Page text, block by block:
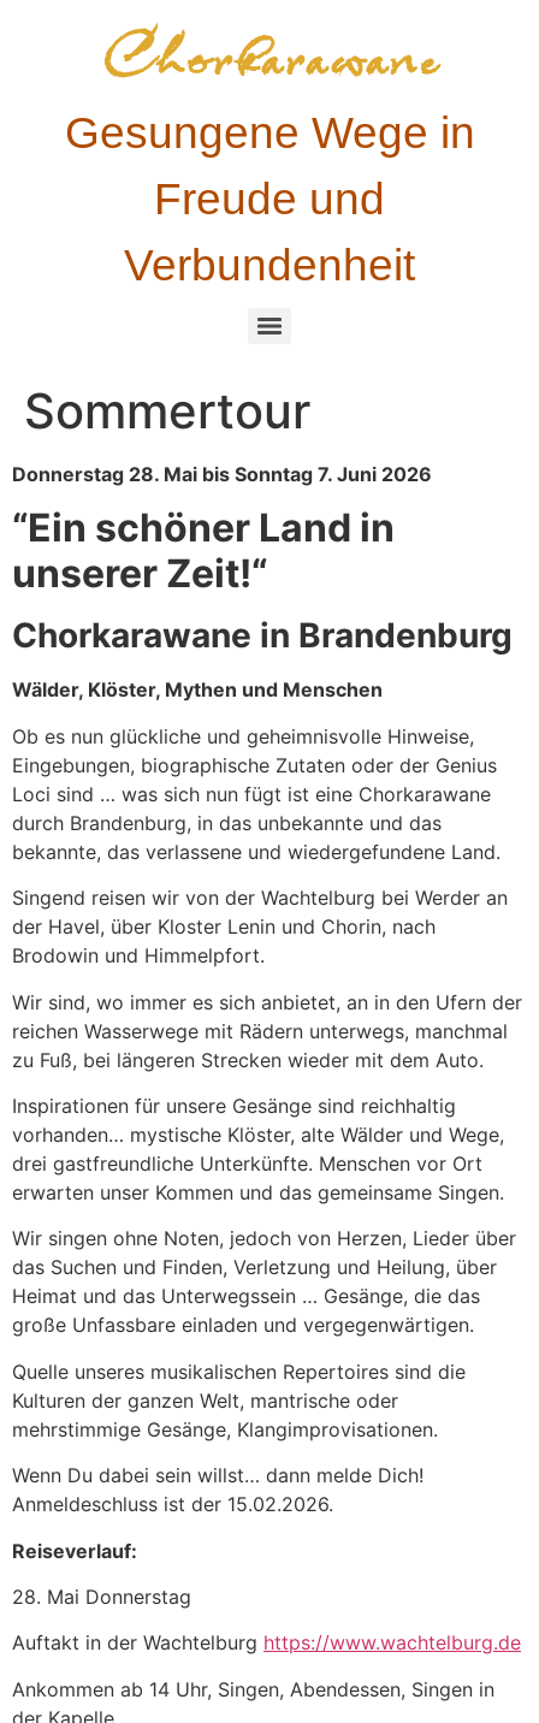
Chorkarawane
Gesungene Wege in
Freude und
Verbundenheit
Sommertour
Donnerstag 28. Mai bis Sonntag 7. Juni 2026
“Ein schöner Land in
unserer Zeit!“
Chorkarawane in Brandenburg
Wälder, Klöster, Mythen und Menschen
Ob es nun glückliche und geheimnisvolle Hinweise,
Eingebungen, biographische Zutaten oder der Genius
Loci sind … was sich nun fügt ist eine Chorkarawane
durch Brandenburg, in das unbekannte und das
bekannte, das verlassene und wiedergefundene Land.
Singend reisen wir von der Wachtelburg bei Werder an
der Havel, über Kloster Lenin und Chorin, nach
Brodowin und Himmelpfort.
Wir sind, wo immer es sich anbietet, an in den Ufern der
reichen Wasserwege mit Rädern unterwegs, manchmal
zu Fuß, bei längeren Strecken wieder mit dem Auto.
Inspirationen für unsere Gesänge sind reichhaltig
vorhanden… mystische Klöster, alte Wälder und Wege,
drei gastfreundliche Unterkünfte. Menschen vor Ort
erwarten unser Kommen und das gemeinsame Singen.
Wir singen ohne Noten, jedoch von Herzen, Lieder über
das Suchen und Finden, Verletzung und Heilung, über
Heimat und das Unterwegssein … Gesänge, die das
große Unfassbare einladen und vergegenwärtigen.
Quelle unseres musikalischen Repertoires sind die
Kulturen der ganzen Welt, mantrische oder
mehrstimmige Gesänge, Klangimprovisationen.
Wenn Du dabei sein willst… dann melde Dich!
Anmeldeschluss ist der 15.02.2026.
Reiseverlauf:
28. Mai Donnerstag
Auftakt in der Wachtelburg https://www.wachtelburg.de
Ankommen ab 14 Uhr, Singen, Abendessen, Singen in
der Kapelle